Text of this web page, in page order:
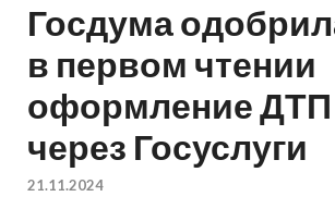
Госдума
в первом чтении
оформление ДТП
через Госуслуги
21.11.2024